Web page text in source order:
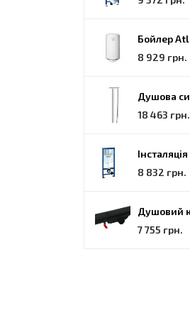
8 929 грн.
18 463 грн.
8 832 грн.
7 755 грн.